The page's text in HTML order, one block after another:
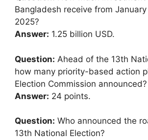
Bangladesh receive from
2025?
Answer: 1.25 billion USD.
Question: Ahead of the 13th
how many priority-based action
Election Commission announced?
Answer: 24 points.
Question: Who announced the
13th National Election?